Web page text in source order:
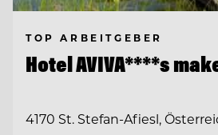
TOP ARBEITGEBER
Hotel AVIVA****s
4170 St. Stefan-Afiesl,